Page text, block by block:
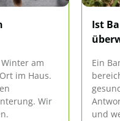
am
im Haus.
Wir
Ist
Ein
und